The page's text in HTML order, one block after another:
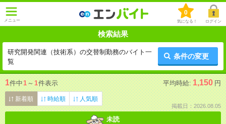
メニュー
0
気になる！ ログイン
検索結果
研究開発関連（技術系）の交替制勤務のバイト一
覧
条件の変更
1件中1 ～ 1件表示 平均時給: 1,150 円
新着順 時給順 人気順
掲載日：2026.08.05
未読